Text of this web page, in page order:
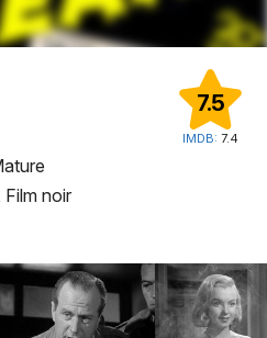
7.5
IMDB: 7.4
Film noir